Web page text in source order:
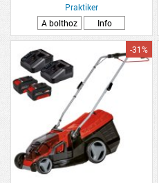
Praktiker
A bolthoz
Info
-31%